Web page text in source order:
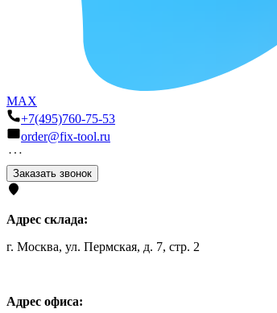
MAX
+7(495)760-75-53
order@fix-tool.ru
Заказать звонок
Адрес склада:
г. Москва, ул. Пермская, д. 7, стр. 2
Адрес офиса: